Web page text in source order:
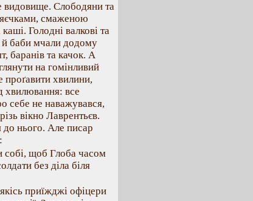
видовище. Слободяни та
яєчками, смаженою
Голодні валкові та
й баби мчали додому
баранів та качок. А
на гомінливий
проґавити хвилини,
хвилювання: все
себе не наважувався,
вікно Лаврентьєв.
нього. Але писар
собі, щоб Глоба часом
без діла біля
приїжджі офіцери